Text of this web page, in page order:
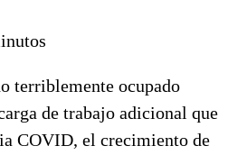
terriblemente ocupado
de trabajo adicional que
COVID, el crecimiento de